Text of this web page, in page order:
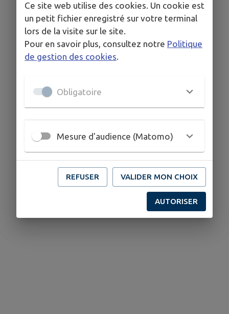
Ce site web utilise des cookies. Un cookie est
un petit fichier enregistré sur votre terminal
lors de la visite sur le site.
Pour en savoir plus, consultez notre Politique
de gestion des cookies.
Obligatoire
Mesure d'audience (Matomo)
REFUSER VALIDER MON CHOIX
AUTORISER